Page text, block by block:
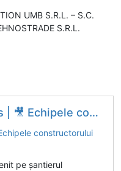
UMB S.R.L. – S.C.
S.R.L.
au revenit pe...
pe șantierul